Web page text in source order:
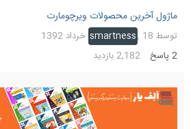
ماژول آخرین محصولات ویرچومارت
توسط smartness ,18 خرداد 1392
2پاسخ 2,182بازدید